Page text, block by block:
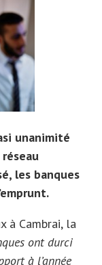
unanimité
les banques
à Cambrai, la
ont durci
à l’année